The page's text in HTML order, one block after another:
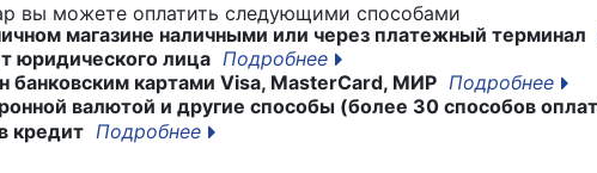
вы можете оплатить следующими способами
магазине наличными или через платежный терминал
юридического лица Подробнее
банковским картами Visa, MasterCard, МИР Подробнее
валютой и другие способы (более 30 способов
кредит Подробнее